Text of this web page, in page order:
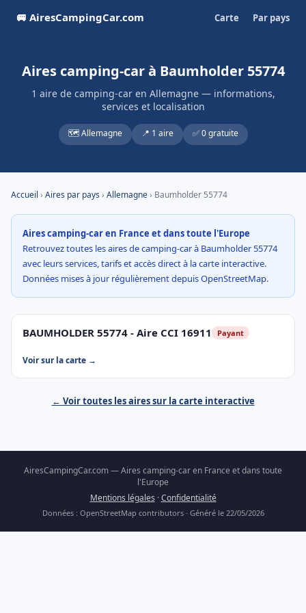
🚐 AiresCampingCar.com Carte Par pays
Aires camping-car à Baumholder 55774
1 aire de camping-car en Allemagne — informations,
services et localisation
🗺️ Allemagne 📍 1 aire ✅ 0 gratuite
Accueil › Aires par pays› Allemagne› Baumholder 55774
Aires camping-car en France et dans toute l'Europe
Retrouvez toutes les aires de camping-car à Baumholder 55774
avec leurs services, tarifs et accès direct à la carte interactive.
Données mises à jour régulièrement depuis OpenStreetMap.
BAUMHOLDER 55774 - Aire CCI 16911 Payant
Voir sur la carte →
← Voir toutes les aires sur la carte interactive
AiresCampingCar.com — Aires camping-car en France et dans toute
l'Europe
Mentions légales ·Confidentialité
Données : OpenStreetMap contributors · Généré le 22/05/2026